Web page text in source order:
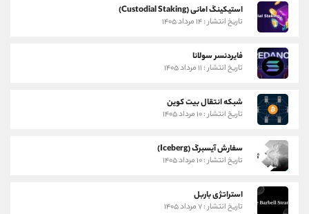
استیکینگ امانی (Custodial Staking)
تاریخ انتشار : ۱۴ مرداد ۱۴۰۵
فایردنسر سولانا
تاریخ انتشار : ۱۱ مرداد ۱۴۰۵
شبکه انتقال بیت کوین
تاریخ انتشار : ۱۰ مرداد ۱۴۰۵
سفارش آیسبرگ (Iceberg)
تاریخ انتشار : ۱۰ مرداد ۱۴۰۵
استراتژی باربل
تاریخ انتشار : ۷ مرداد ۱۴۰۵